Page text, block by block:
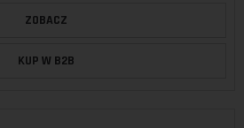
ZOBACZ
KUP W B2B